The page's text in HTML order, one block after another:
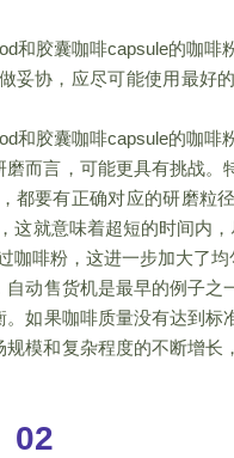
和胶囊咖啡capsule的咖啡
妥协，应尽可能使用最好
和胶囊咖啡capsule的咖啡
而言，可能更具有挑战。
都要有正确对应的研磨粒
这就意味着超短的时间内
啡粉，这进一步加大了均
动售货机是最早的例子之
如果咖啡质量没有达到标
模和复杂程度的不断增长
02